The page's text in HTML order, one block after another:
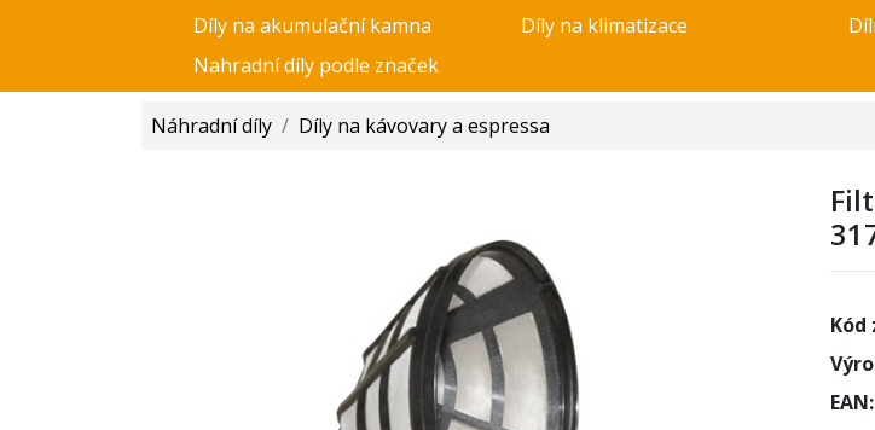
Díly na akumulační kamna
Díly na klimatizace
Nahradní díly podle značek
Náhradní díly / Díly na kávovary a espressa
Kód
EAN: